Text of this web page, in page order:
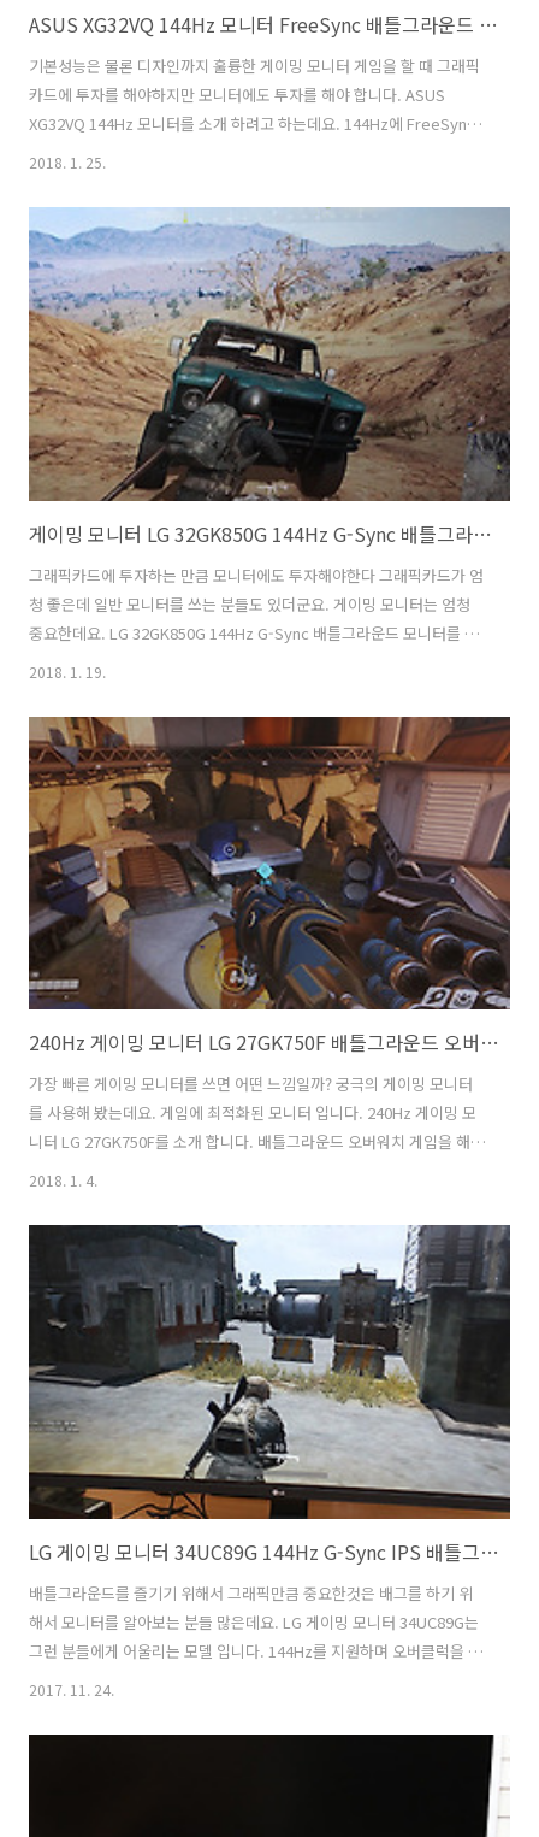
ASUS XG32VQ 144Hz 모니터 FreeSync 배틀그라운드 모니터
기본성능은 물론 디자인까지 훌륭한 게이밍 모니터 게임을 할 때 그래픽
카드에 투자를 해야하지만 모니터에도 투자를 해야 합니다. ASUS
XG32VQ 144Hz 모니터를 소개 하려고 하는데요. 144Hz에 FreeSyn를
지원하는 모니터 입니다. 배틀그라운드 모니터로 적당한 모델 인데요.
터는 1800R 곡면 디스플레이를 사용 했습니다. AURA RGB를 지원해서
모니터 후면에 멋진 빛이 들어오기도 합니다. 144Hz 모니터들이 여러가
지가 이미 나오고 있는 상황인데요. 그중에서도 유독 가격이나 디자인 부
분이 눈에 띄는 이 제품에 대해서 살펴보도록 하겠습니다. 가격 만큼이나
고급형 모니터라는 느낌이 물씬 나는 제품 이었는데요. 화질이나..
2018. 1. 25.
게이밍 모니터 LG 32GK850G 144Hz G-Sync 배틀그라운드 모니터
그래픽카드에 투자하는 만큼 모니터에도 투자해야한다 그래픽카드가 엄
청 좋은데 일반 모니터를 쓰는 분들도 있더군요. 게이밍 모니터는 엄청
중요한데요. LG 32GK850G 144Hz G-Sync 배틀그라운드 모니터를 제
실제 표현을 해야하는 모니터에서 60Hz로 표현이 된다면 참으로 안타깝
지만 게임할 때 아주 부드러운 화면의 느낌과 체감을 못한 상태로 게임을
즐기게 됩니다. 배틀그라운드 모니터를 찾는 분들이 많은데요. 144Hz를
지원하며 G-Sync까지 지원하는 이 모니터를 실제로 써보고 소개를 해봅
니다. 실제 배틀그라운드를 저는 많이 즐기는데요. 그래서 모니터의 느
낌..
2018. 1. 19.
240Hz 게이밍 모니터 LG 27GK750F 배틀그라운드 오버워치
가장 빠른 게이밍 모니터를 쓰면 어떤 느낌일까? 궁극의 게이밍 모니터
를 사용해 봤는데요. 게임에 최적화된 모니터 입니다. 240Hz 게이밍 모
니터 LG 27GK750F를 소개 합니다. 배틀그라운드 오버워치 게임을 해보
면서 이 모니터의 가능성을 살펴 봤는데요. 240Hz 게이밍 모니터 LG
60Hz의 모니터는 사람들이 느린것을 알고 있고 그보다는 빠른 100Hz
이상 또는 144Hz를 지원하는 모니터를 찾게 되는데요. 더 빠른 모니터를
갖고 싶은 분들이 가지는 내용이 더 빠른 응답성과 함께 240Hz를 지원하
는 것을 찾아서 입니다. 제 경우에도 그래픽카드 성능이 충분하니 더 빠
른 모니터를 찾게 되더군요. 240Hz는 특히 게임 중에서도 ..
2018. 1. 4.
LG 게이밍 모니터 34UC89G 144Hz G-Sync IPS 배틀그라운드 게임
배틀그라운드를 즐기기 위해서 그래픽만큼 중요한것은 배그를 하기 위
해서 모니터를 알아보는 분들 많은데요. LG 게이밍 모니터 34UC89G는
그런 분들에게 어울리는 모델 입니다. 144Hz를 지원하며 오버클럭을 해
일반 풀HD 해상도의 모니터에 옆에 화면이 더 붙어있는 형태의 제품 입
2017. 11. 24.